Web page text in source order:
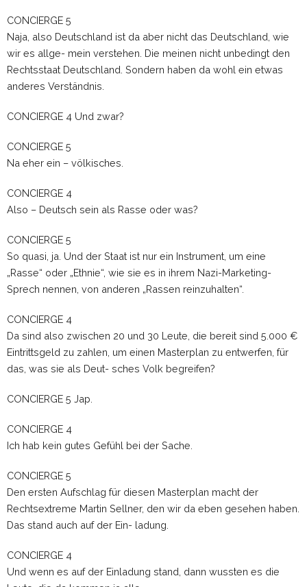
CONCIERGE 5
Naja, also Deutschland ist da aber nicht das Deutschland, wie
wir es allge- mein verstehen. Die meinen nicht unbedingt den
Rechtsstaat Deutschland. Sondern haben da wohl ein etwas
anderes Verständnis.
CONCIERGE 4 Und zwar?
CONCIERGE 5
Na eher ein – völkisches.
CONCIERGE 4
Also – Deutsch sein als Rasse oder was?
CONCIERGE 5
So quasi, ja. Und der Staat ist nur ein Instrument, um eine
„Rasse“ oder „Ethnie“, wie sie es in ihrem Nazi-Marketing-
Sprech nennen, von anderen „Rassen reinzuhalten“.
CONCIERGE 4
Da sind also zwischen 20 und 30 Leute, die bereit sind 5.000 €
Eintrittsgeld zu zahlen, um einen Masterplan zu entwerfen, für
das, was sie als Deut- sches Volk begreifen?
CONCIERGE 5 Jap.
CONCIERGE 4
Ich hab kein gutes Gefühl bei der Sache.
CONCIERGE 5
Den ersten Aufschlag für diesen Masterplan macht der
Rechtsextreme Martin Sellner, den wir da eben gesehen haben.
Das stand auch auf der Ein- ladung.
CONCIERGE 4
Und wenn es auf der Einladung stand, dann wussten es die